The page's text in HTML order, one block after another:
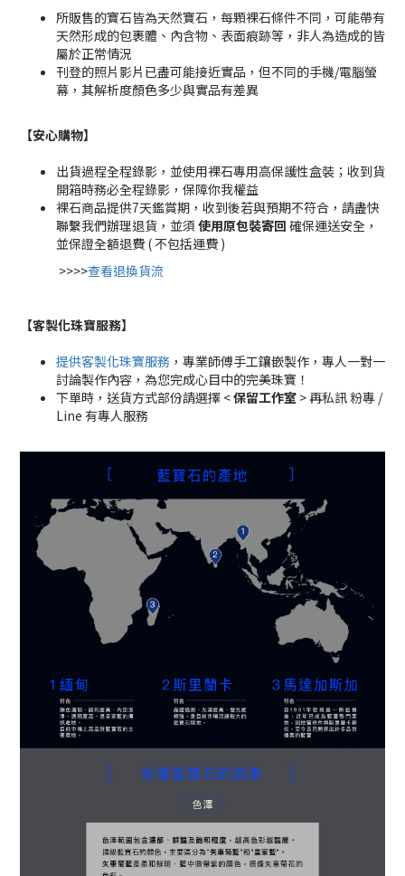
所販售的寶石皆為天然寶石，每顆裸石條件不同，可能帶有
天然形成的包裹體、內含物、表面痕跡等，非人為造成的皆
屬於正常情況
刊登的照片影片已盡可能接近實品，但不同的手機/電腦螢
幕，其解析度顏色多少與實品有差異
【安心購物】
出貨過程全程錄影，並使用裸石專用高保護性盒裝；收到貨
開箱時務必全程錄影，保障你我權益
裸石商品提供7天鑑賞期，收到後若與預期不符合，請盡快
聯繫我們辦理退貨，並須 使用原包裝寄回 確保運送安全，
並保證全額退費 ( 不包括運費 )
>>>>查看退換貨流
【客製化珠寶服務】
提供客製化珠寶服務 ，專業師傅手工鑲嵌製作，專人一對一
討論製作內容，為您完成心目中的完美珠寶！
下單時，送貨方式部份請選擇 <保留工作室 > 再私訊 粉專 /
Line 有專人服務